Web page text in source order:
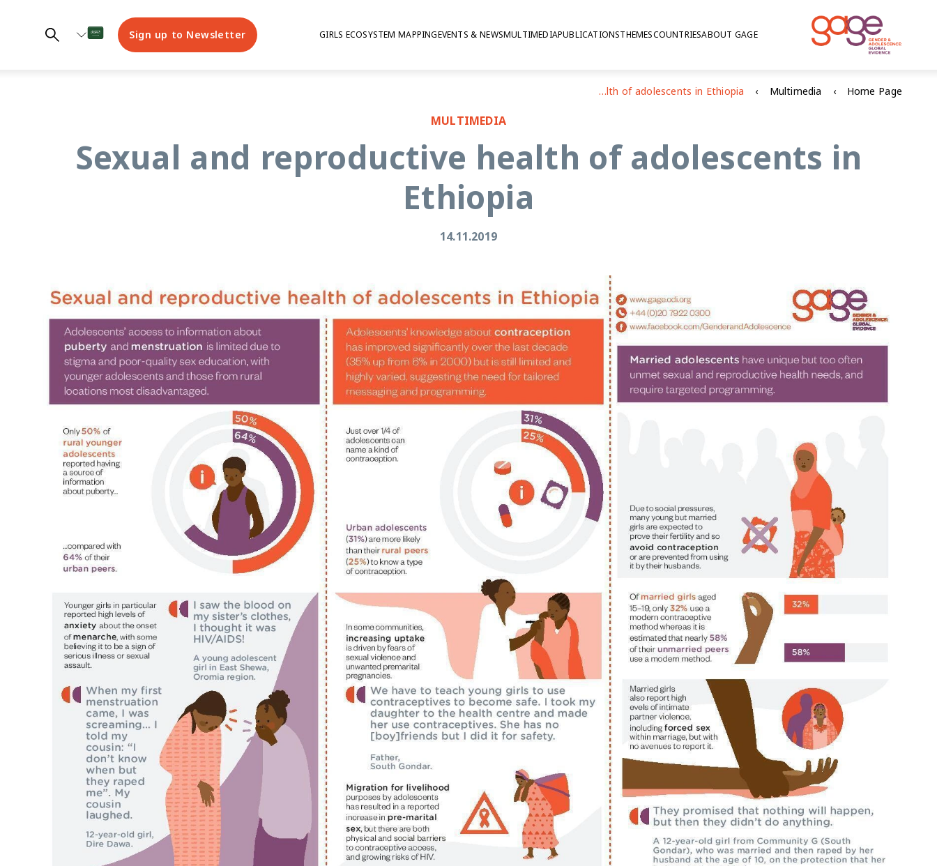
ABOUT GAGE
COUNTRIES
THEMES
PUBLICATIONS
MULTIMEDIA
EVENTS & NEWS
GIRLS ECOSYSTEM MAPPING
Sign up to Newsletter
Home Page
Multimedia
Sexual and reproductive health of adolescents in Ethiopia
MULTIMEDIA
Sexual and reproductive health of adolescents in
Ethiopia
14.11.2019